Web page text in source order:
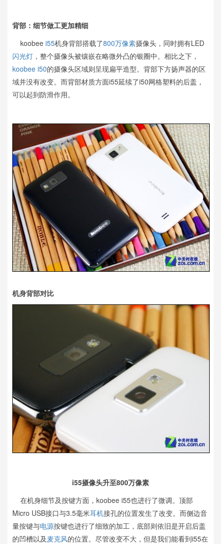
背部：细节做工更加精细
koobee i55机身背部搭载了800万像素摄像头，同时拥有LED
闪光灯 ，整个摄像头被镶嵌在略微外凸的银圈中。相比之下，
koobee i50的摄像头区域则呈现扁平造型。背部下方扬声器的区
域并没有改变。而背部材质方面i55延续了i50网格塑料的后盖，
可以起到防滑作用。
机身背部对比
i55摄像头升至800万像素
在机身细节及按键方面，koobee i55也进行了微调。顶部
Micro USB接口与3.5毫米耳机接孔的位置发生了改变。而侧边音
量按键与电源按键也进行了细致的加工，底部则依旧是开启后盖
的凹槽以及麦克风的位置。尽管改变不大，但是我们能看到i55在